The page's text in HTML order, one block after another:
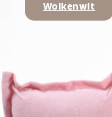
Wolkenwit